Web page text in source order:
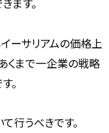
ます。
ーサリアムの価格上
くまで一企業の戦略
。
行うべきです。